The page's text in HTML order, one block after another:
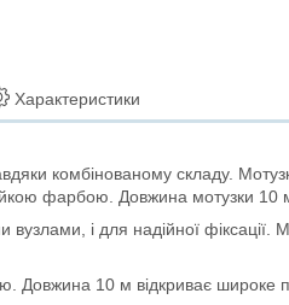
Характеристики
комбінованому складу.
фарбою. Довжина мотузки 10
і для надійної
Довжина 10 м відкриває широке